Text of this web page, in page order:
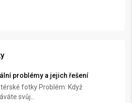
problémy a jejich řešení
fotky Problém: Když
svůj...